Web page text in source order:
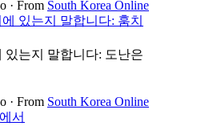
· From South Korea Online
있는지 말합니다: 훔치
있는지 말합니다: 도난은
· From South Korea Online
서